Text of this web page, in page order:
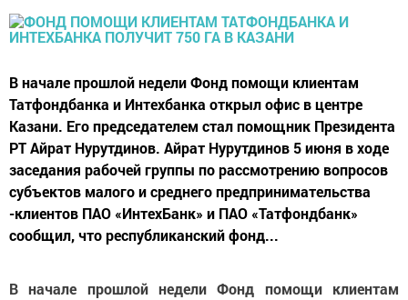
В начале прошлой недели Фонд помощи клиентам
Татфондбанка и Интехбанка открыл офис в центре
Казани. Его председателем стал помощник Президента
РТ Айрат Нурутдинов. Айрат Нурутдинов 5 июня в ходе
заседания рабочей группы по рассмотрению вопросов
субъектов малого и среднего предпринимательства
-клиентов ПАО «ИнтехБанк» и ПАО «Татфондбанк»
сообщил, что республиканский фонд...
В начале прошлой недели Фонд помощи клиентам